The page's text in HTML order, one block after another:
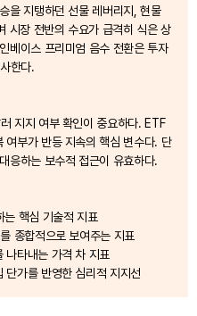
을 지탱하던 선물 레버리지, 현물
시장 전반의 수요가 급격히 식은 상
베이스 프리미엄 음수 전환은 투자
한다.
지지 여부 확인이 중요하다. ETF
여부가 반등 지속의 핵심 변수다. 단
응하는 보수적 접근이 유효하다.
핵심 기술적 지표
종합적으로 보여주는 지표
나타내는 가격 차 지표
단가를 반영한 심리적 지지선